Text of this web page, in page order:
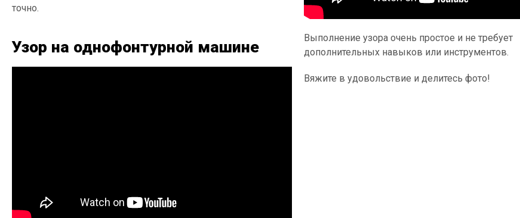
точно.
Узор на однофонтурной машине
Выполнение узора очень простое и не требует
дополнительных навыков или инструментов.
Вяжите в удовольствие и делитесь фото!